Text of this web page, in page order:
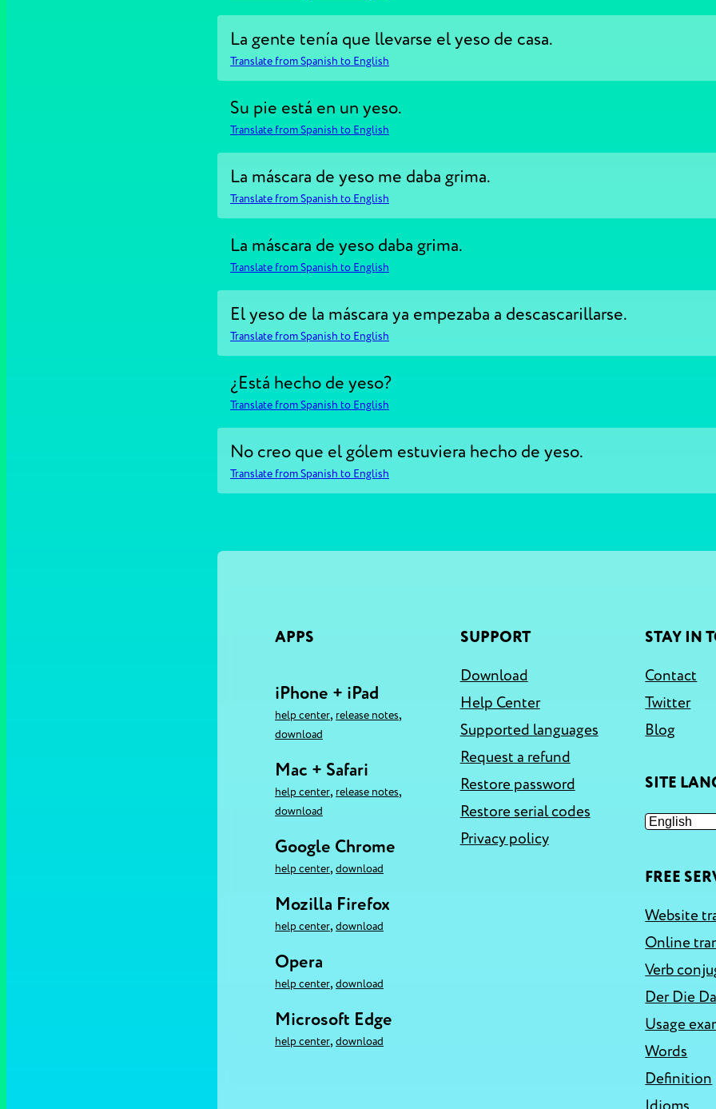
La gente tenía que llevarse el yeso de casa.
Translate from Spanish to English
Su pie está en un yeso.
Translate from Spanish to English
La máscara de yeso me daba grima.
Translate from Spanish to English
La máscara de yeso daba grima.
Translate from Spanish to English
El yeso de la máscara ya empezaba a descascarillarse.
Translate from Spanish to English
¿Está hecho de yeso?
Translate from Spanish to English
No creo que el gólem estuviera hecho de yeso.
Translate from Spanish to English
APPS
iPhone + iPad
help center, release notes,
download
Mac + Safari
help center, release notes,
download
Google Chrome
help center, download
Mozilla Firefox
help center, download
Opera
help center, download
Microsoft Edge
help center, download
SUPPORT
Download
Help Center
Supported languages
Request a refund
Restore password
Restore serial codes
Privacy policy
STAY IN
Contact
Twitter
Blog
SITE
FREE
Website
Online
Verb
Der Die
Usage
Words
Definition